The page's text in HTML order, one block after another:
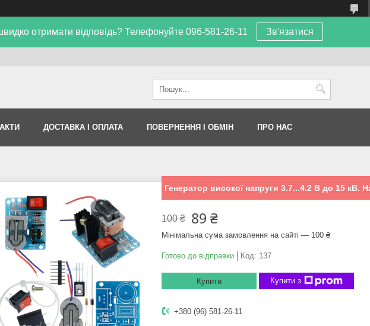
отримати відповідь? Телефонуйте 096-581-26-11 Зв'язатися
ДОСТАВКА І ОПЛАТА ПОВЕРНЕННЯ І ОБМІН ПРО НАС
Генератор високої напруги 3.7...4.2 В до 15 кВ.
100 ₴ 89 ₴
Мінімальна сума замовлення на сайті — 100 ₴
Готово до відправки Код: 137
Купити Купити з
+380 (96) 581-26-11